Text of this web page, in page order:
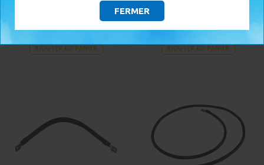
15,90 €
AJOUTER AU PANIER
19,90 €
AJOUTER AU PANIER
FERMER